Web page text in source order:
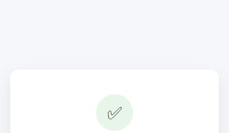
✅